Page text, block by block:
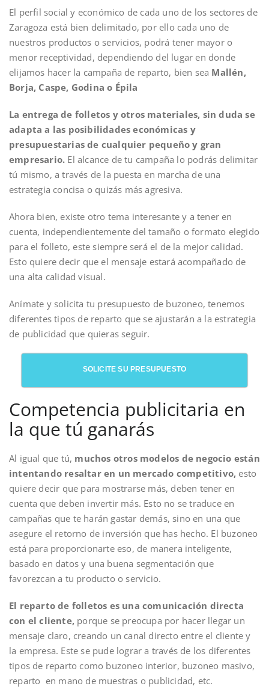
El perfil social y económico de cada uno de los sectores de
Zaragoza está bien delimitado, por ello cada uno de
nuestros productos o servicios, podrá tener mayor o
menor receptividad, dependiendo del lugar en donde
elijamos hacer la campaña de reparto, bien sea Mallén,
Borja, Caspe, Godina o Épila
La entrega de folletos y otros materiales, sin duda se
adapta a las posibilidades económicas y
presupuestarias de cualquier pequeño y gran
empresario. El alcance de tu campaña lo podrás delimitar
tú mismo, a través de la puesta en marcha de una
estrategia concisa o quizás más agresiva.
Ahora bien, existe otro tema interesante y a tener en
cuenta, independientemente del tamaño o formato elegido
para el folleto, este siempre será el de la mejor calidad.
Esto quiere decir que el mensaje estará acompañado de
una alta calidad visual.
Anímate y solicita tu presupuesto de buzoneo, tenemos
diferentes tipos de reparto que se ajustarán a la estrategia
de publicidad que quieras seguir.
SOLICITE SU PRESUPUESTO
Competencia publicitaria en
la que tú ganarás
Al igual que tú, muchos otros modelos de negocio están
intentando resaltar en un mercado competitivo, esto
quiere decir que para mostrarse más, deben tener en
cuenta que deben invertir más. Esto no se traduce en
campañas que te harán gastar demás, sino en una que
asegure el retorno de inversión que has hecho. El buzoneo
está para proporcionarte eso, de manera inteligente,
basado en datos y una buena segmentación que
favorezcan a tu producto o servicio.
El reparto de folletos es una comunicación directa
con el cliente, porque se preocupa por hacer llegar un
mensaje claro, creando un canal directo entre el cliente y
la empresa. Este se pude lograr a través de los diferentes
tipos de reparto como buzoneo interior, buzoneo masivo,
reparto en mano de muestras o publicidad, etc.